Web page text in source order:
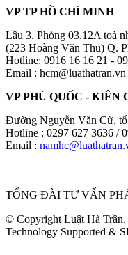
VP TP HỒ CHÍ MINH
Lầu 3. Phòng 03.12A toà
(223 Hoàng Văn Thu) Q.
Hotline: 0916 16 16 21 -
Email : hcm@luathatran.vn
VP PHÚ QUỐC - KIÊN
Đường Nguyễn Văn Cừ,
Hotline : 0297 627 3636 /
Email :
TỔNG ĐÀI TƯ VẤN
© Copyright Luật Hà Trần,
Technology Supported &